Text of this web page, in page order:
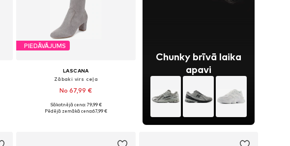
PIEDĀVĀJUMS
LASCANA
Zābaki virs ceļa
No 67,99 €
Pieejams daudzos izmēros
Sākotnējā cena: 79,99 €
Pēdējā zemākā cena:67,99 €
Chunky brīvā laika
apavi